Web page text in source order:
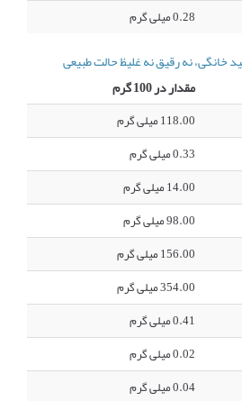
0.28 میلی گرم
نه رقیق نه غلیظ حالت طبیعی
مقدار در 100 گرم
118.00 میلی گرم
0.33 میلی گرم
14.00 میلی گرم
98.00 میلی گرم
156.00 میلی گرم
354.00 میلی گرم
0.41 میلی گرم
0.02 میلی گرم
0.04 میلی گرم